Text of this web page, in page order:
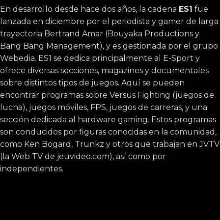
En desarrollo desde hace dos años, la cadena ES1 fue
lanzada en diciembre por el periodista y gamer de larga
trayectoria Bertrand Amar (Bouyaka Productions y
Bang Bang Management), y es gestionada por el grupo
Webedia. ES1 se dedica principalmente al E-Sport y
ofrece diversas secciones, magazines y documentales
sobre distintos tipos de juegos. Aquí se pueden
encontrar programas sobre Versus Fighting (juegos de
lucha), juegos móviles, FPS, juegos de carreras, y una
sección dedicada al hardware gaming. Estos programas
son conducidos por figuras conocidas en la comunidad,
como Ken Bogard, Trunkz y otros que trabajan en JVTV
(la Web TV de jeuvideo.com), así como por
independientes.